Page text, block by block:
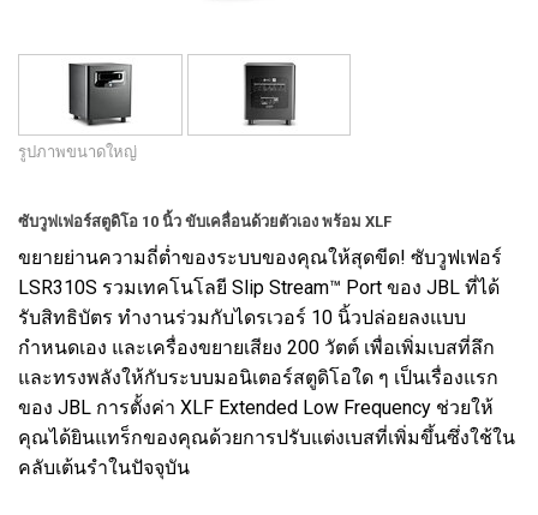
รูปภาพขนาดใหญ่
ซับวูฟเฟอร์สตูดิโอ 10 นิ้ว ขับเคลื่อนด้วยตัวเอง พร้อม XLF
ขยายย่านความถี่ต่ำของระบบของคุณให้สุดขีด! ซับวูฟเฟอร์
LSR310S รวมเทคโนโลยี Slip Stream™ Port ของ JBL ที่ได้
รับสิทธิบัตร ทำงานร่วมกับไดรเวอร์ 10 นิ้วปล่อยลงแบบ
กำหนดเอง และเครื่องขยายเสียง 200 วัตต์ เพื่อเพิ่มเบสที่ลึก
และทรงพลังให้กับระบบมอนิเตอร์สตูดิโอใด ๆ เป็นเรื่องแรก
ของ JBL การตั้งค่า XLF Extended Low Frequency ช่วยให้
คุณได้ยินแทร็กของคุณด้วยการปรับแต่งเบสที่เพิ่มขึ้นซึ่งใช้ใน
คลับเต้นรำในปัจจุบัน